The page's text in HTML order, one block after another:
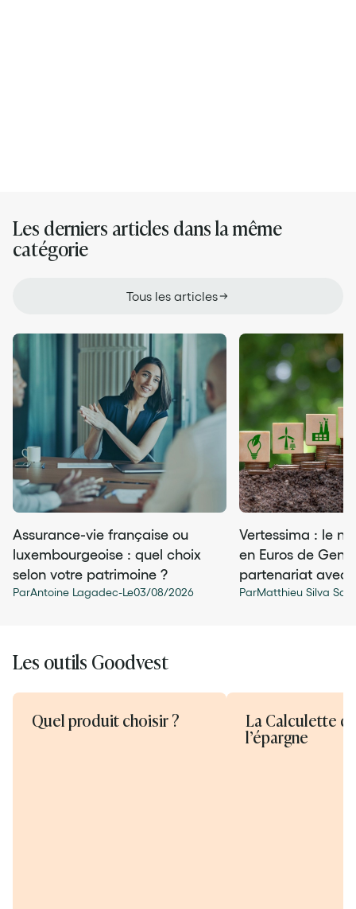
Les derniers articles dans la même
catégorie
Tous les articles
Assurance-vie française ou
luxembourgeoise : quel choix
selon votre patrimoine ?
ParAntoine Lagadec-Le03/08/2026
Vertessima : le
en Euros de
partenariat avec
ParMatthieu Silva
Les outils Goodvest
Quel produit choisir ? La Calculette
l’épargne